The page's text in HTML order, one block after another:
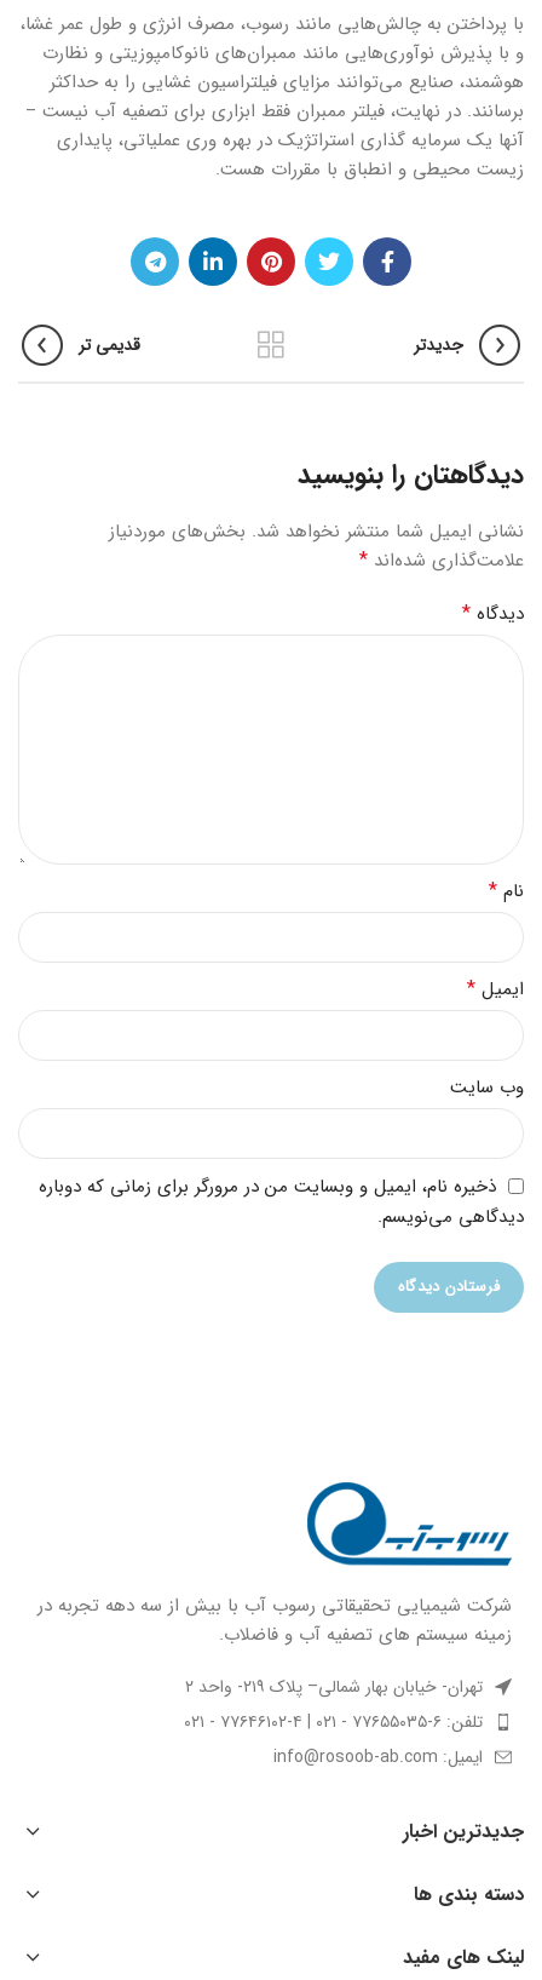
با پرداختن به چالش‌هایی مانند رسوب، مصرف انرژی و طول عمر غشا،
و با پذیرش نوآوری‌هایی مانند ممبران‌های نانوکامپوزیتی و نظارت
هوشمند، صنایع می‌توانند مزایای فیلتراسیون غشایی را به حداکثر
برسانند. در نهایت، فیلتر ممبران فقط ابزاری برای تصفیه آب نیست –
آنها یک سرمایه گذاری استراتژیک در بهره وری عملیاتی، پایداری
زیست محیطی و انطباق با مقررات هست.
جدیدتر قدیمی تر
دیدگاهتان را بنویسید
نشانی ایمیل شما منتشر نخواهد شد. بخش‌های موردنیاز
علامت‌گذاری شده‌اند *
دیدگاه *
نام *
ایمیل *
وب‌ سایت
ذخیره نام، ایمیل و وبسایت من در مرورگر برای زمانی که دوباره
دیدگاهی می‌نویسم.
شركت شيميايى تحقیقاتی رسوب آب با بيش از سه دهه تجربه در
زمينه سيستم هاى تصفيه آب و فاضلاب.
تهران- خیابان بهار شمالی– پلاک ۲۱۹- واحد ۲
تلفن: ۶-۷۷۶۵۵۰۳۵ - ۰۲۱ | ۴-۷۷۶۴۶۱۰۲ - ۰۲۱
ایمیل: info@rosoob-ab.com
جدیدترین اخبار
دسته بندی ها
لینک های مفید